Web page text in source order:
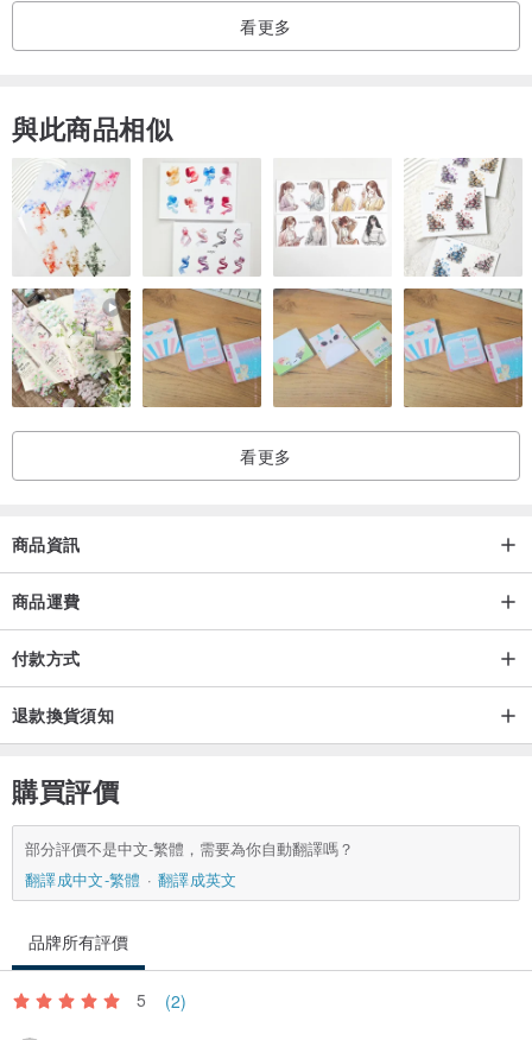
二，在世界上獨一無二。 並且可以作為禮物送給你所愛的人
如何訂購
這是在訂購過程中必須包含在消息字段中的信息。
1.從下圖中選擇文本位置。
2.選擇需要的字體。
3. 指定所需的字/名稱，每個設計不超過 10 個字符。
姓名/單詞位置詳細信息
看更多
與此商品相似
看更多
商品資訊
商品運費
付款方式
退款換貨須知
購買評價
部分評價不是中文-繁體，需要為你自動翻譯嗎？
翻譯成中文-繁體
翻譯成英文
品牌所有評價
5 (2)